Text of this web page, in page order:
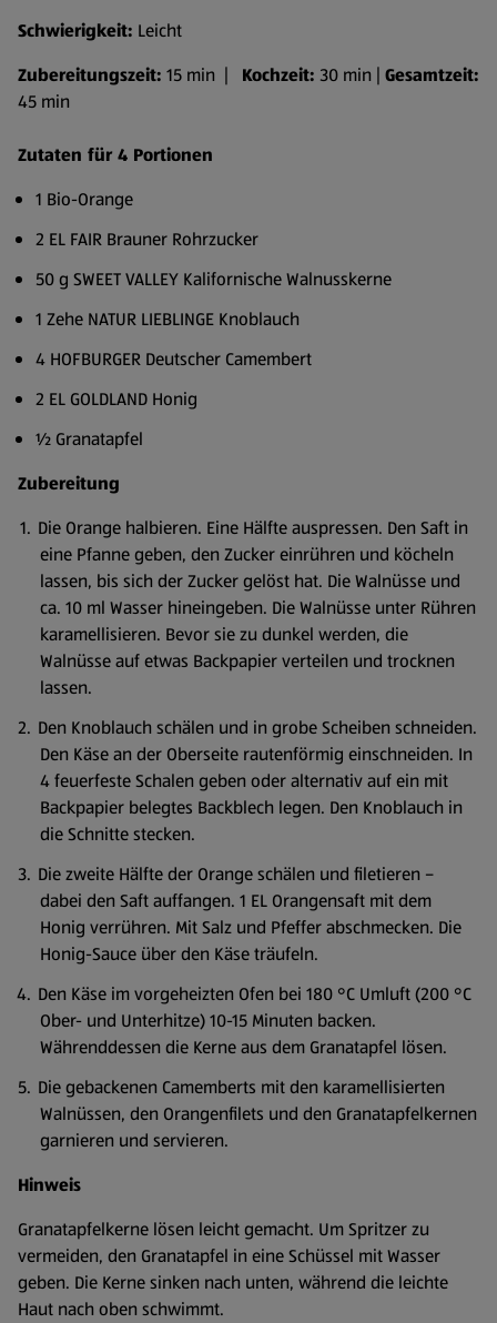
Schwierigkeit: Leicht
Zubereitungszeit: 15 min | Kochzeit: 30 min | Gesamtzeit:
45 min
Zutaten für 4 Portionen
1 Bio-Orange
2 EL FAIR Brauner Rohrzucker
50 g SWEET VALLEY Kalifornische Walnusskerne
1 Zehe NATUR LIEBLINGE Knoblauch
4 HOFBURGER Deutscher Camembert
2 EL GOLDLAND Honig
½ Granatapfel
Zubereitung
Die Orange halbieren. Eine Hälfte auspressen. Den Saft in
eine Pfanne geben, den Zucker einrühren und köcheln
lassen, bis sich der Zucker gelöst hat. Die Walnüsse und
ca. 10 ml Wasser hineingeben. Die Walnüsse unter Rühren
karamellisieren. Bevor sie zu dunkel werden, die
Walnüsse auf etwas Backpapier verteilen und trocknen
lassen.
Den Knoblauch schälen und in grobe Scheiben schneiden.
Den Käse an der Oberseite rautenförmig einschneiden. In
4 feuerfeste Schalen geben oder alternativ auf ein mit
Backpapier belegtes Backblech legen. Den Knoblauch in
die Schnitte stecken.
Die zweite Hälfte der Orange schälen und filetieren –
dabei den Saft auffangen. 1 EL Orangensaft mit dem
Honig verrühren. Mit Salz und Pfeffer abschmecken. Die
Honig-Sauce über den Käse träufeln.
Den Käse im vorgeheizten Ofen bei 180 °C Umluft (200 °C
Ober- und Unterhitze) 10-15 Minuten backen.
Währenddessen die Kerne aus dem Granatapfel lösen.
Die gebackenen Camemberts mit den karamellisierten
Walnüssen, den Orangenfilets und den Granatapfelkernen
garnieren und servieren.
Hinweis
Granatapfelkerne lösen leicht gemacht. Um Spritzer zu
vermeiden, den Granatapfel in eine Schüssel mit Wasser
geben. Die Kerne sinken nach unten, während die leichte
Haut nach oben schwimmt.